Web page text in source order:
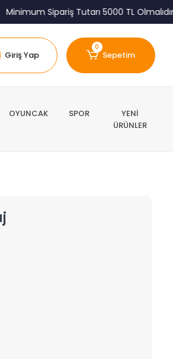
Minimum Sipariş Tutarı 5000 TL Olmalıdır.
Giriş Yap
0
Sepetim
OYUNCAK SPOR
YENİ
ÜRÜNLER